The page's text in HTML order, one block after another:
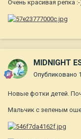
Очень красивая репка :-
MIDNIGHT
Опубликовано
Новые фотки детей.
Мальчик с зеленым